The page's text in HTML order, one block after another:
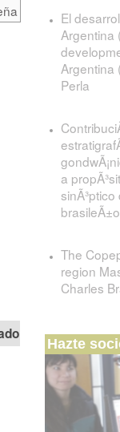
El
Argentina
Argentina
Perla
a
The
region
Charles
Hazte